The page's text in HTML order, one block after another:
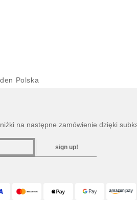
Polska
na następne zamówienie dzięki
sign up!